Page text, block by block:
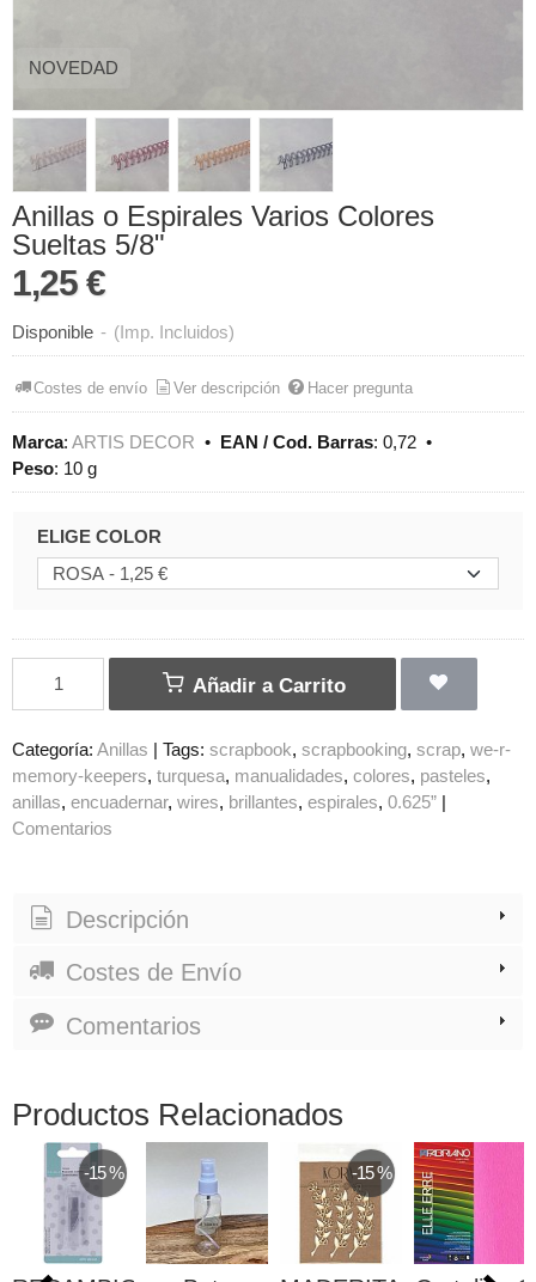
NOVEDAD
Anillas o Espirales Varios Colores
Sueltas 5/8"
1,25 €
Disponible - (Imp. Incluidos)
Costes de envío Ver descripción Hacer pregunta
Marca: ARTIS DECOR • EAN / Cod. Barras: 0,72 •
Peso: 10 g
ELIGE COLOR
Añadir a Carrito
Categoría: Anillas | Tags: scrapbook scrapbooking scrap we-r-
memory-keepers turquesa manualidades colores pasteles
anillas encuadernar wires brillantes espirales 0.625” |
Comentarios
Descripción
Costes de Envío
Comentarios
Productos Relacionados
-15 % -15 %